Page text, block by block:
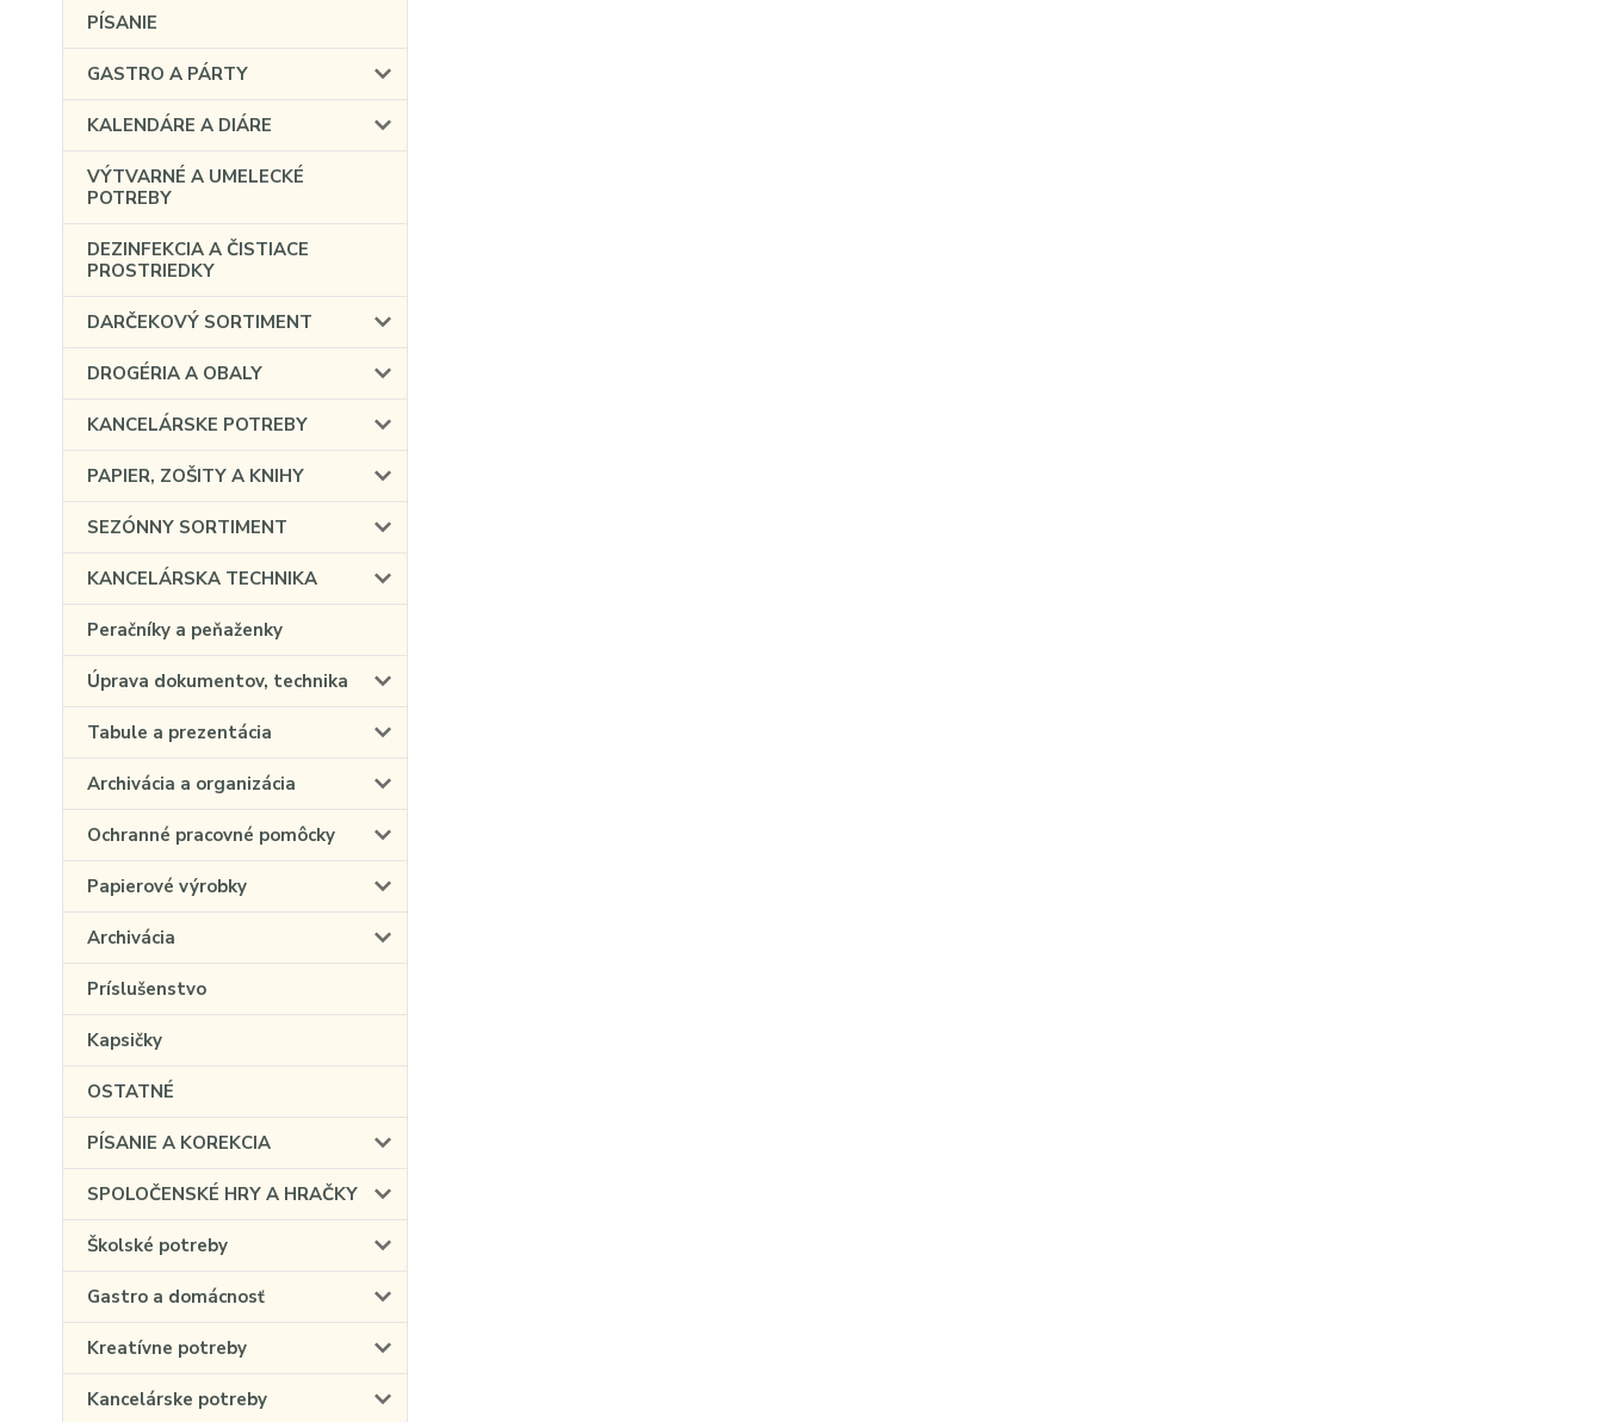
PÍSANIE
GASTRO A PÁRTY
KALENDÁRE A DIÁRE
VÝTVARNÉ A UMELECKÉ
POTREBY
DEZINFEKCIA A ČISTIACE
PROSTRIEDKY
DARČEKOVÝ SORTIMENT
DROGÉRIA A OBALY
KANCELÁRSKE POTREBY
PAPIER, ZOŠITY A KNIHY
SEZÓNNY SORTIMENT
KANCELÁRSKA TECHNIKA
Peračníky a peňaženky
Úprava dokumentov, technika
Tabule a prezentácia
Archivácia a organizácia
Ochranné pracovné pomôcky
Papierové výrobky
Archivácia
Príslušenstvo
Kapsičky
OSTATNÉ
PÍSANIE A KOREKCIA
SPOLOČENSKÉ HRY A HRAČKY
Školské potreby
Gastro a domácnosť
Kreatívne potreby
Kancelárske potreby